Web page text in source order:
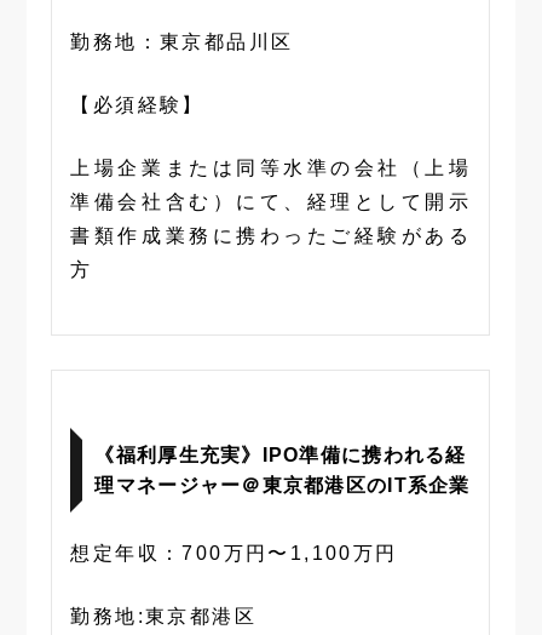
勤務地：東京都品川区
【必須経験】
上場企業または同等水準の会社（上場
準備会社含む）にて、経理として開示
書類作成業務に携わったご経験がある
方
《福利厚生充実》IPO準備に携われる経
理マネージャー＠東京都港区のIT系企業
想定年収：700万円〜1,100万円
勤務地:東京都港区